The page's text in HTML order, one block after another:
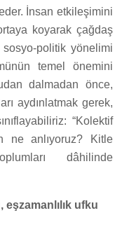
İnsan etkileşimini
koyarak çağdaş
politik yönelimi
temel önemini
dalmadan önce,
aydınlatmak gerek,
“Kolektif
ne anlıyoruz? Kitle
dâhilinde
eşzamanlılık ufku